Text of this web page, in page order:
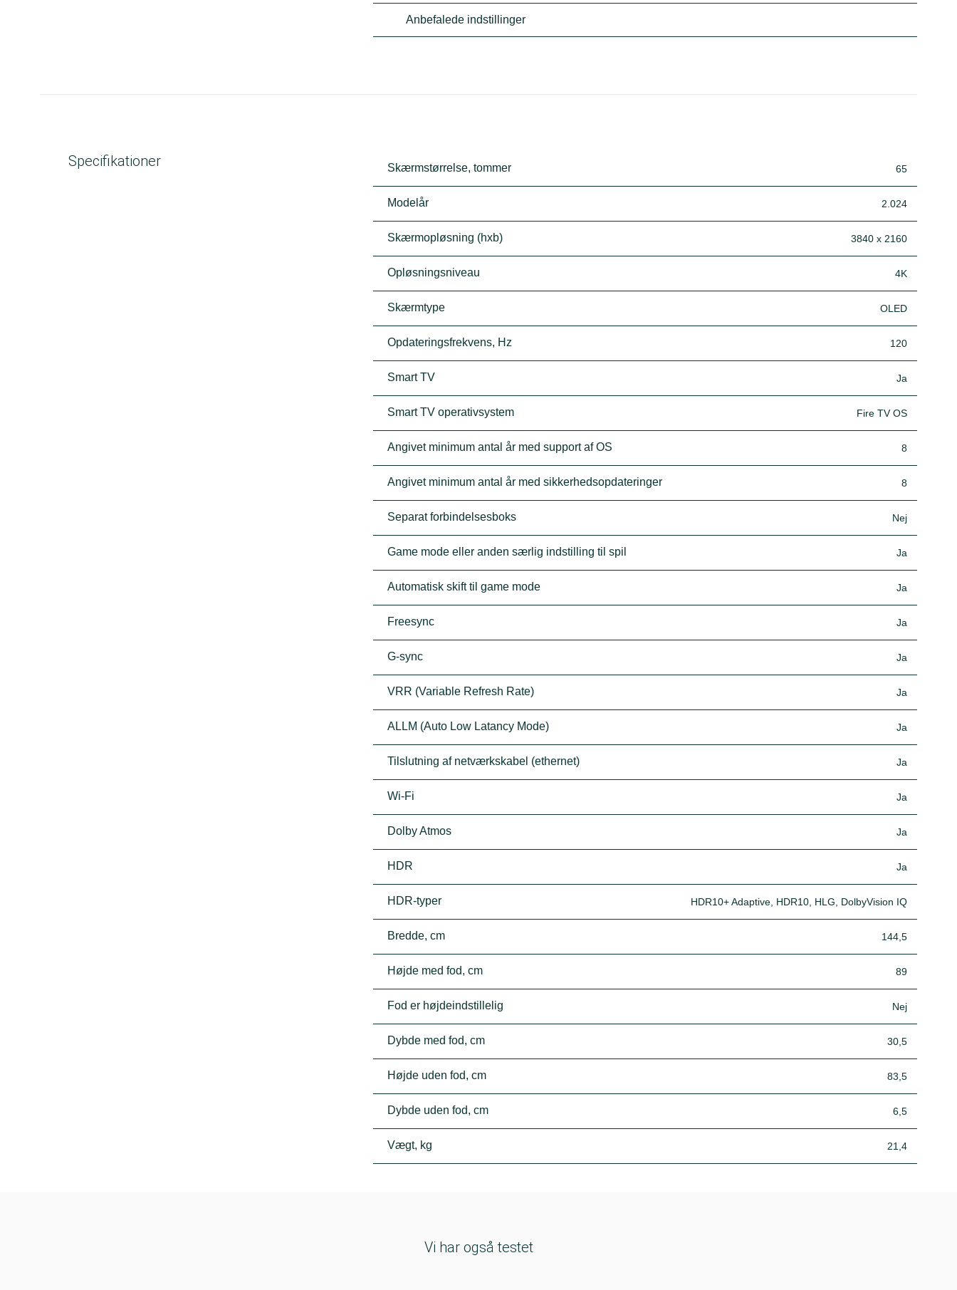
Anbefalede indstillinger
Specifikationer Skærmstørrelse, tommer 65
Modelår 2.024
Skærmopløsning (hxb) 3840 x 2160
Opløsningsniveau 4K
Skærmtype OLED
Opdateringsfrekvens, Hz 120
Smart TV Ja
Smart TV operativsystem Fire TV OS
Angivet minimum antal år med support af OS 8
Angivet minimum antal år med sikkerhedsopdateringer 8
Separat forbindelsesboks Nej
Game mode eller anden særlig indstilling til spil Ja
Automatisk skift til game mode Ja
Freesync Ja
G-sync Ja
VRR (Variable Refresh Rate) Ja
ALLM (Auto Low Latancy Mode) Ja
Tilslutning af netværkskabel (ethernet) Ja
Wi-Fi Ja
Dolby Atmos Ja
HDR Ja
HDR-typer HDR10+ Adaptive, HDR10, HLG, DolbyVision IQ
Bredde, cm 144,5
Højde med fod, cm 89
Fod er højdeindstillelig Nej
Dybde med fod, cm 30,5
Højde uden fod, cm 83,5
Dybde uden fod, cm 6,5
Vægt, kg 21,4
Vi har også testet